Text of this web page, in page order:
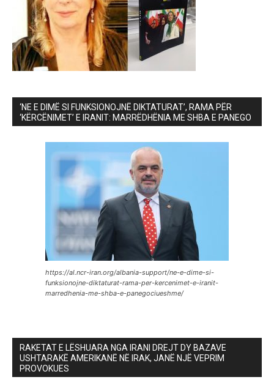
‘NE E DIMË SI FUNKSIONOJNË DIKTATURAT’, RAMA PËR
‘KËRCËNIMET’ E IRANIT: MARRËDHËNIA ME SHBA E PANEGO
https://al.ncr-iran.org/albania-support/ne-e-dime-si-
funksionojne-diktaturat-rama-per-kercenimet-e-iranit-
marredhenia-me-shba-e-panegociueshme/
RAKETAT E LËSHUARA NGA IRANI DREJT DY BAZAVE
USHTARAKË AMERIKANË NË IRAK, JANË NJË VEPRIM
PROVOKUES